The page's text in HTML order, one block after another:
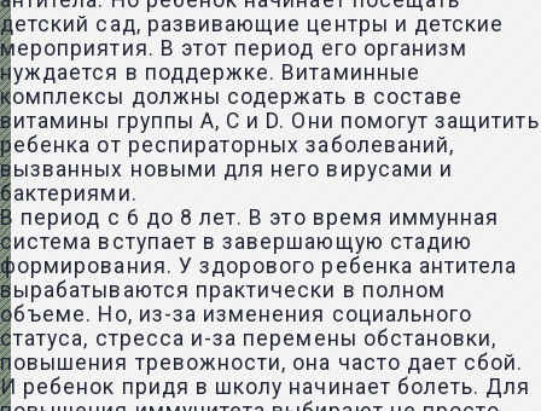
детский сад, развивающие центры и детские
мероприятия. В этот период его организм
нуждается в поддержке. Витаминные
комплексы должны содержать в составе
витамины группы А, С и D. Они помогут защитить
ребенка от респираторных заболеваний,
вызванных новыми для него вирусами и
бактериями.
В период с 6 до 8 лет. В это время иммунная
система вступает в завершающую стадию
формирования. У здорового ребенка антитела
вырабатываются практически в полном
объеме. Но, из-за изменения социального
статуса, стресса и-за перемены обстановки,
повышения тревожности, она часто дает сбой.
И ребенок придя в школу начинает болеть. Для